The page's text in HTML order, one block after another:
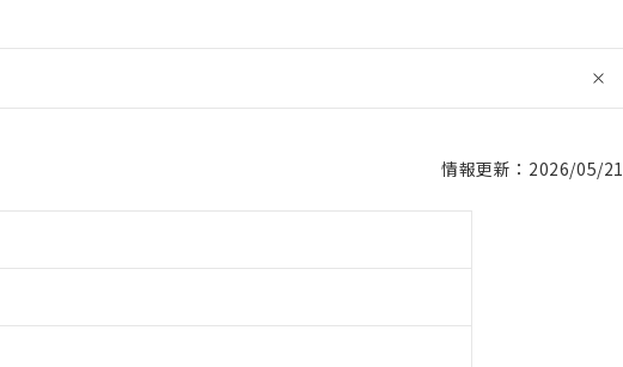
情報更新：2026/05/21